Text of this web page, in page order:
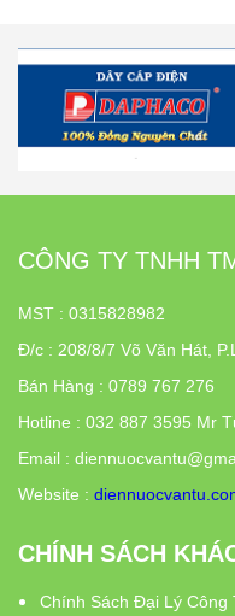
CÔNG TY TNHH
MST : 0315828982
Đ/c : 208/8/7 Võ Văn Hát,
Bán Hàng : 0789 767 276
Hotline : 032 887 3595 Mr
Email :
Website :
CHÍNH SÁCH
Chính Sách Đại Lý Công